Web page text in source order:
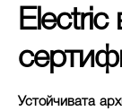
Electric
Устойчивата